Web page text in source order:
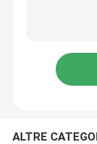
Blocco
ALTRE